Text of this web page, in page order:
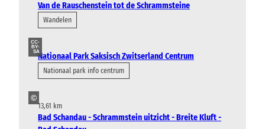
Van de Rauschenstein tot de Schrammsteine
Wandelen
CC-
BY-
SANationaal Park Saksisch Zwitserland Centrum
Nationaal park info centrum
©
13,61 km
Bad Schandau - Schrammstein uitzicht - Breite Kluft -